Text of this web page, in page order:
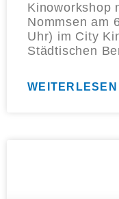
Kinoworkshop
Nommsen am
Uhr) im City
Städtischen
WEITERLESEN